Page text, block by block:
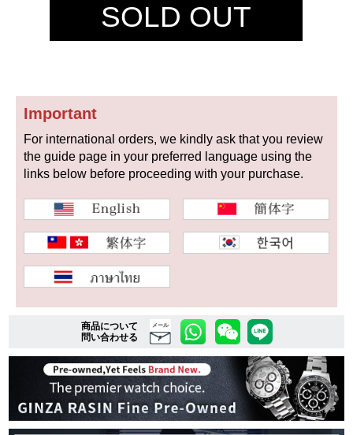
コンスタンタン
チューダー
商品の状態から探す
新品 未使用品
中古品 アンティーク品
WEB限定品 SALE
複数条件で商品を絞り込む
ご利用ガイド
GINZA RASINのプレミアムクオリティについて
SOLD OUT
Important
For international orders, we kindly ask that you review
the guide page in your preferred language using the
links below before proceeding with your purchase.
商品について
問い合わせる
メール